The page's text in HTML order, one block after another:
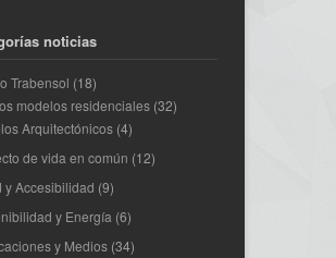
noticias
Trabensol (18)
modelos residenciales (32)
Arquitectónicos (4)
de vida en común (12)
y Accesibilidad (9)
y Energía (6)
y Medios (34)